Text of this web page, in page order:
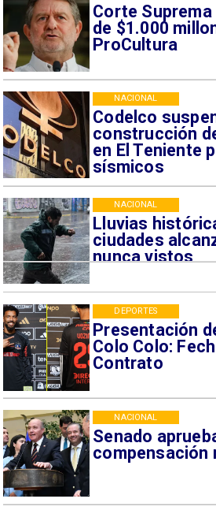
Corte
de $1.000
ProCultura
Codelco
construcción
en El Teniente
sísmicos
NACIONAL
Lluvias
ciudades
nunca vistos
NACIONAL
Presentación
Colo Colo:
Contrato
DEPORTES
Senado
compensación
NACIONAL